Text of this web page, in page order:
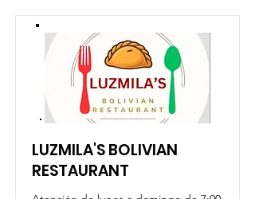
LUZMILA'S BOLIVIAN
RESTAURANT